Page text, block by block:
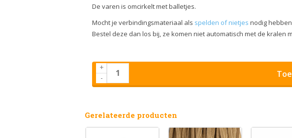
De varen is omcirkelt met balletjes.
Mocht je verbindingsmateriaal als spelden of nietjes nodig
Bestel deze dan los bij, ze komen niet automatisch met de kralen
+
-
Gerelateerde producten